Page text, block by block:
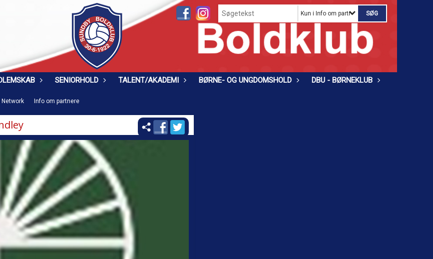
Kun i Info om partnere
SENIORHOLD TALENT/AKADEMI BØRNE- OG UNGDOMSHOLD DBU - BØRNEKLUB
Info om partnere